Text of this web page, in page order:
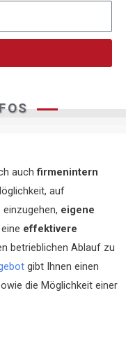
auchfirmenintern
auf
einzugehen, eigene
effektivere
betrieblichen Ablauf zu
gibt Ihnen einen
die Möglichkeit einer